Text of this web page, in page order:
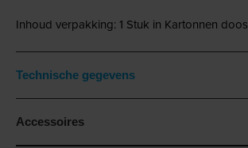
Inhoud verpakking: 1 Stuk in Kartonnen doos
Technische gegevens
Accessoires